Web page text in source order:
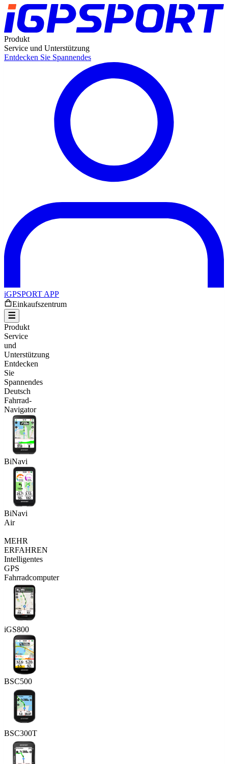
Produkt
Service und Unterstützung
Entdecken Sie Spannendes
iGPSPORT APP
Einkaufszentrum
Produkt
Service
und
Unterstützung
Entdecken
Sie
Spannendes
Deutsch
Fahrrad-
Navigator
BiNavi
BiNavi
Air
MEHR
ERFAHREN
Intelligentes
GPS
Fahrradcomputer
iGS800
BSC500
BSC300T